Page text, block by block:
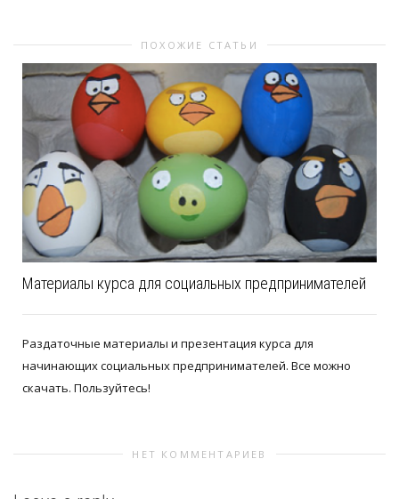
ПОХОЖИЕ СТАТЬИ
Материалы курса для социальных предпринимателей
Раздаточные материалы и презентация курса для
начинающих социальных предпринимателей. Все можно
скачать. Пользуйтесь!
НЕТ КОММЕНТАРИЕВ